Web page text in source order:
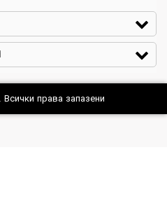
права запазени